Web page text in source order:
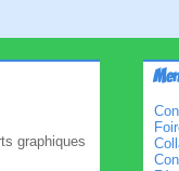
graphiques